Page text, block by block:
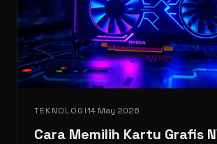
TEKNOLOGI14 May 2026
Cara Memilih Kartu Grafis